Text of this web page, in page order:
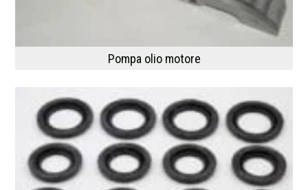
Pompa olio motore